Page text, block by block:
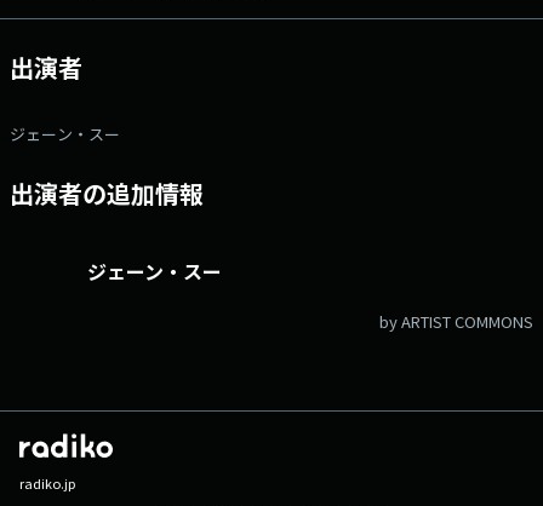
出演者
ジェーン・スー
出演者の追加情報
ジェーン・スー
by ARTIST COMMONS
radiko.jp